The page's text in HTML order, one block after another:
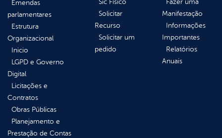
Emendas
parlamentares
Estrutura
Organizacional
Inicio
LGPD e Governo
Digital
Licitações e
Contratos
Obras Públicas
Planejamento e
Prestação de Contas
Sic Físico
Solicitar
Recurso
Solicitar um
pedido
Fazer uma
Manifestação
Informações
Importantes
Relatórios
Anuais